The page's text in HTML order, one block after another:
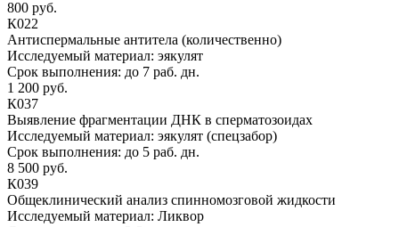
800 руб.
К022
Антиспермальные антитела (количественно)
Исследуемый материал: эякулят
Срок выполнения: до 7 раб. дн.
1 200 руб.
К037
Выявление фрагментации ДНК в сперматозоидах
Исследуемый материал: эякулят (спецзабор)
Срок выполнения: до 5 раб. дн.
8 500 руб.
К039
Общеклинический анализ спинномозговой жидкости
Исследуемый материал: Ликвор